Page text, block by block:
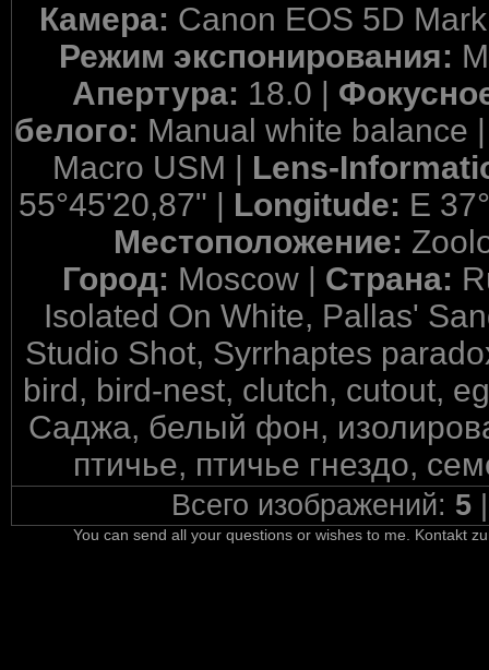
Камера: Canon EOS 5D
Режим экспонирования:
Апертура: 18.0 |
белого: Manual white balance
Macro USM | Lens-
55°45'20,87" | Longitude: E
Местоположение:
Город: Moscow | Страна:
Isolated On White, Pallas'
Studio Shot, Syrrhaptes
bird, bird-nest, clutch, cutout,
Саджа, белый фон,
птичье, птичье гнездо,
Всего изображений: 5
You can send all your questions or wishes to me. Kontakt